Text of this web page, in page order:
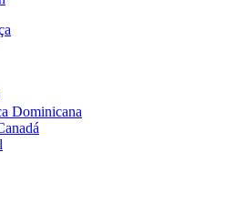
Dominicana